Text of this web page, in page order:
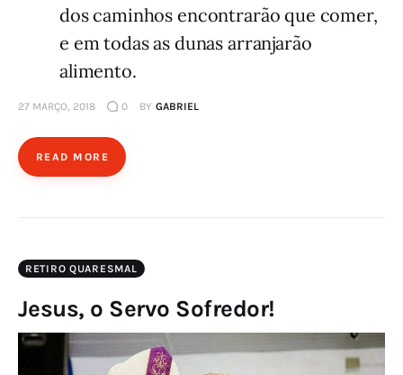
dos caminhos encon­tra­rão que comer,
e em todas as dunas arranjarão
alimento.
27 MARÇO, 2018 0 BY GABRIEL
READ MORE
RETIRO QUARESMAL
Jesus, o Servo Sofredor!